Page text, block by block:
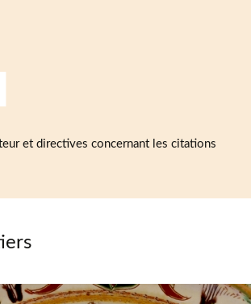
et directives concernant les citations